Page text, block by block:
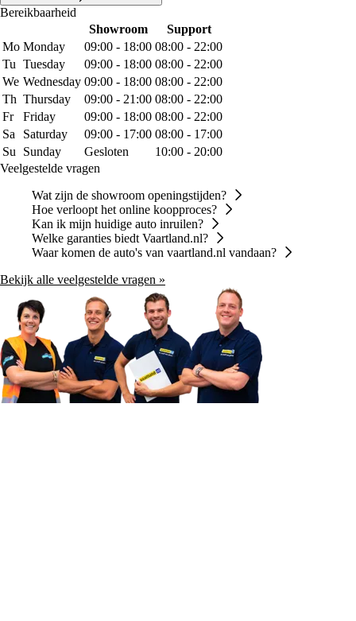
Bereikbaarheid
Showroom
Support
Mo Monday 09:00 - 18:00 08:00 - 22:00
Tu Tuesday 09:00 - 18:00 08:00 - 22:00
We Wednesday 09:00 - 18:00 08:00 - 22:00
Th Thursday 09:00 - 21:00 08:00 - 22:00
Fr
Friday 09:00 - 18:00 08:00 - 22:00
Sa
Saturday 09:00 - 17:00 08:00 - 17:00
Su Sunday Gesloten
10:00 - 20:00
Veelgestelde vragen
Wat zijn de showroom openingstijden?
Hoe verloopt het online koopproces?
Kan ik mijn huidige auto inruilen?
Welke garanties biedt Vaartland.nl?
Waar komen de auto's van vaartland.nl vandaan?
Bekijk alle veelgestelde vragen »